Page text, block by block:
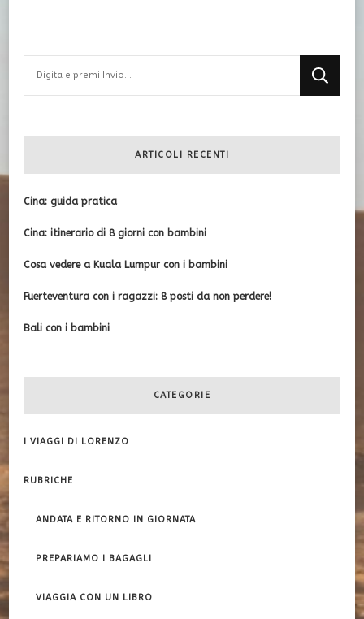
qualcosa?
ARTICOLI RECENTI
Cina: guida pratica
Cina: itinerario di 8 giorni con bambini
Cosa vedere a Kuala Lumpur con i bambini
Fuerteventura con i ragazzi: 8 posti da non perdere!
Bali con i bambini
CATEGORIE
I VIAGGI DI LORENZO
RUBRICHE
ANDATA E RITORNO IN GIORNATA
PREPARIAMO I BAGAGLI
VIAGGIA CON UN LIBRO